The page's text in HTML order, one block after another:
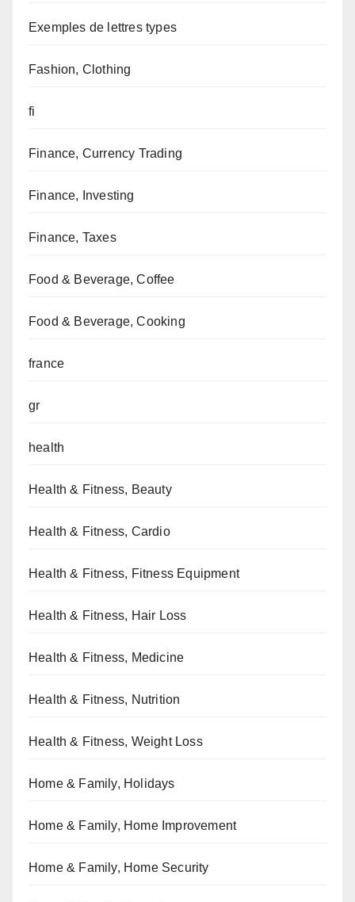
Exemples de lettres types
Fashion, Clothing
fi
Finance, Currency Trading
Finance, Investing
Finance, Taxes
Food & Beverage, Coffee
Food & Beverage, Cooking
france
gr
health
Health & Fitness, Beauty
Health & Fitness, Cardio
Health & Fitness, Fitness Equipment
Health & Fitness, Hair Loss
Health & Fitness, Medicine
Health & Fitness, Nutrition
Health & Fitness, Weight Loss
Home & Family, Holidays
Home & Family, Home Improvement
Home & Family, Home Security